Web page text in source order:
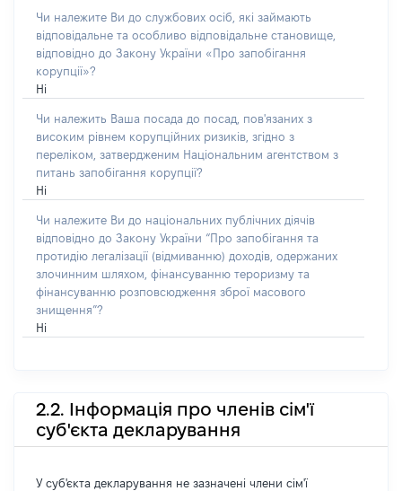
Чи належите Ви до службових осіб, які займають
відповідальне та особливо відповідальне становище,
відповідно до Закону України «Про запобігання
корупції»?
Ні
Чи належить Ваша посада до посад, пов'язаних з
високим рівнем корупційних ризиків, згідно з
переліком, затвердженим Національним агентством з
питань запобігання корупції?
Ні
Чи належите Ви до національних публічних діячів
відповідно до Закону України “Про запобігання та
протидію легалізації (відмиванню) доходів, одержаних
злочинним шляхом, фінансуванню тероризму та
фінансуванню розповсюдження зброї масового
знищення”?
Ні
2.2. Інформація про членів сім'ї
суб'єкта декларування
У суб'єкта декларування не зазначені члени сім'ї